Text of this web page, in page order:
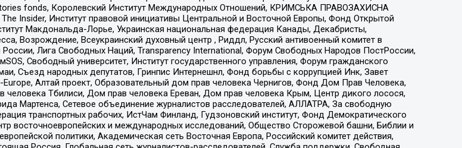
fonds, Королевский Институт Международных Отношений, КРИМСЬКА ПРАВОЗАХИСНА
Insider, Институт правовой инициативы Центральной и Восточной Европы, Фонд Открытой
Макдональда-Лорье, Украинская национальная федерация Канады, Декабристы,
Возрождение, Всеукраинский духовный центр , Риддл, Русский антивоенный комитет в
Лига Свободных Наций, Transparеncy International, Форум Свободных Народов ПостРоссии,
Свободный университет, Институт государственного управления, Форум гражданского
Съезд народных депутатов, Гринпис Интернешнл, Фонд борьбы с коррупцией Инк, Завет
Алтай проект, Образовательный дом прав человека Чернигов, Фонд Дом Прав Человека,
Тбилиси, Дом прав человека Ереван, Дом прав человека Крым, Центр дикого лосося,
Мартенса, Сетевое объединение журналистов расследователей, АЛЛАТРА, За свободную
транспортных рабочих, ИстЧам Финланд, Гудзоновский институт, Фонд Демократического
восточноевропейских и международных исследований, Общество Сторожевой башни, Библии и
политики, Академическая сеть Восточная Европа, Российский комитет действия,